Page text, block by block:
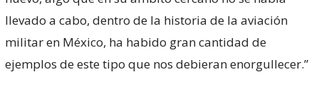
llevado a cabo, dentro de la historia de la aviación
militar en México, ha habido gran cantidad de
ejemplos de este tipo que nos debieran enorgullecer.”